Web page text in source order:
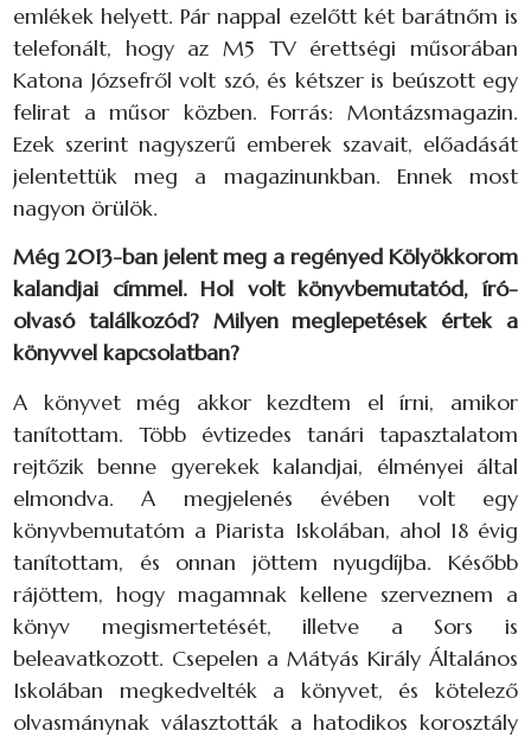
emlékek helyett. Pár nappal ezelőtt két barátnőm is
telefonált, hogy az M5 TV érettségi műsorában
Katona Józsefről volt szó, és kétszer is beúszott egy
felirat a műsor közben. Forrás: Montázsmagazin.
Ezek szerint nagyszerű emberek szavait, előadását
jelentettük meg a magazinunkban. Ennek most
nagyon örülök.
Még 2013-ban jelent meg a regényed Kölyökkorom
kalandjai címmel. Hol volt könyvbemutatód, író-
olvasó találkozód? Milyen meglepetések értek a
könyvvel kapcsolatban?
A könyvet még akkor kezdtem el írni, amikor
tanítottam. Több évtizedes tanári tapasztalatom
rejtőzik benne gyerekek kalandjai, élményei által
elmondva. A megjelenés évében volt egy
könyvbemutatóm a Piarista Iskolában, ahol 18 évig
tanítottam, és onnan jöttem nyugdíjba. Később
rájöttem, hogy magamnak kellene szerveznem a
könyv megismertetését, illetve a Sors is
beleavatkozott. Csepelen a Mátyás Király Általános
Iskolában megkedvelték a könyvet, és kötelező
olvasmánynak választották a hatodikos korosztály